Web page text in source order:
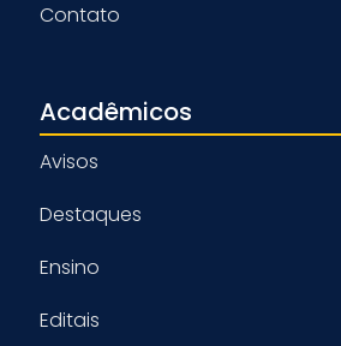
Contato
Acadêmicos
Avisos
Destaques
Ensino
Editais